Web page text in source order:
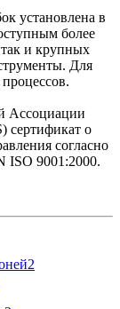
установлена в
более
и крупных
Для
Ассоциации
сертификат о
согласно
ISO 9001:2000.
2